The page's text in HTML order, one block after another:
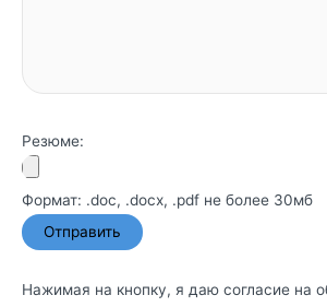
Резюме:
Формат: .doc, .docx, .pdf не более 30мб
Нажимая на кнопку, я даю согласие на